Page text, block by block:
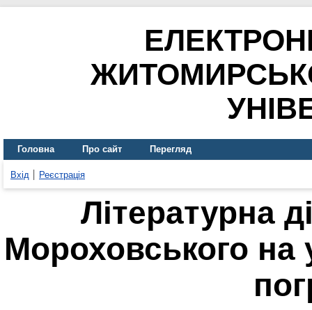
Головна Про сайт Перегляд
Вхід Реєстрація
Літературна
Мороховського на